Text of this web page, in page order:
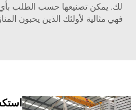
لك. يمكن تصنيعها حسب الطلب
فهي مثالية لأولئك الذين يحبون